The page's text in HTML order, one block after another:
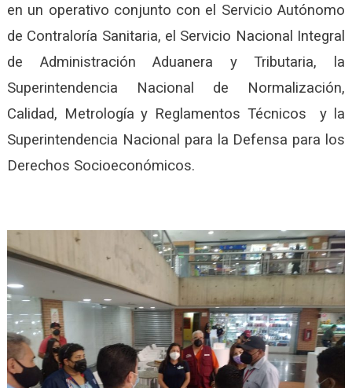
en un operativo conjunto con el Servicio Autónomo
de Contraloría Sanitaria, el Servicio Nacional Integral
de Administración Aduanera y Tributaria, la
Superintendencia Nacional de Normalización,
Calidad, Metrología y Reglamentos Técnicos y la
Superintendencia Nacional para la Defensa para los
Derechos Socioeconómicos.